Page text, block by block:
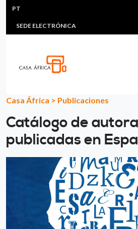
Passar para o conteúdo principal
HEADER MENU
MULTIMEDIA
SEDE ELECTRÓNICA
PT
Casa África > Publicaciones
Catálogo de
publicadas en